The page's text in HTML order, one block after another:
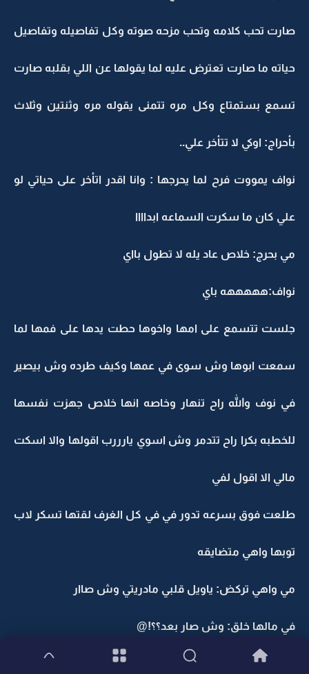
صارت تحب كلامه وتحب مزحه صوته وكل تفاصيله وتفاصيل
حياته ما صارت تعترض عليه لما يقولها عن اللي بقلبه صارت
تسمع بستمتاع وكل مره تتمنى يقوله مره وثنتين وثلاث
بأحراج: اوكي لا تتأخر علي..
نواف يمووت فرح لما يحرجها : وانا اقدر اتأخر على حياتي لو
علي كان ما سكرت السماعه ابداااا
مي بحرج: خلاص عاد يله لا تطول بااي
نواف:هههههه باي
جلست تتسمع على امها واخوها حطت يدها على فمها لما
سمعت ابوها وش سوى في عمها وكيف طرده وش بيصير
في نوف والله راح تنهار وخاصه انها خلاص جهزت نفسها
للخطبه بكرا راح تتدمر وش اسوي يارررب اقولها والا اسكت
مالي الا اقول لفي
طلعت فوق بسرعه تدور في في كل الغرف لقتها تسكر لاب
توبها واهي متضايقه
مي واهي تركض: ياويل قلبي مادريتي وش صاار
في مالها خلق: وش صار بعد؟؟!@
مي بضيقه: ابوي تتطاق مع عمي عبد الله وقال لاحمد انه